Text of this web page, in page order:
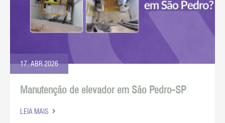
17. ABR 2026
Manutenção de elevador em São Pedro-SP
LEIA MAIS